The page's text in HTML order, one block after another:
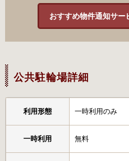
おすすめ物件通知サー
公共駐輪場詳細
利用形態 一時利用のみ
一時利用 無料